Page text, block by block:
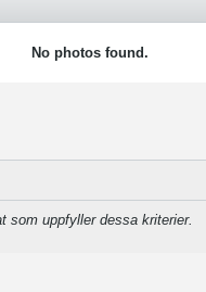
No photos found.
som uppfyller dessa kriterier.